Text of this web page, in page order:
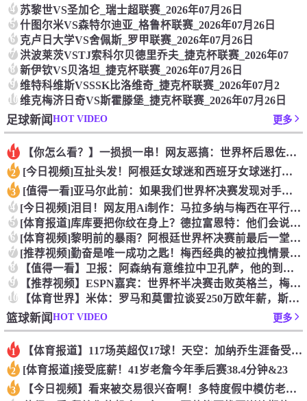
4 苏黎世VS圣加仑_瑞士超联赛_2026年07月26日
5 什图尔米VS森特尔迪亚_格鲁杯联赛_2026年07月26日
6 克卢日大学VS舍佩斯_罗甲联赛_2026年07月26日
7 洪波莱茨VSTJ索科尔贝德里乔夫_捷克杯联赛_2026年07
8 新伊钦VS贝洛坦_捷克杯联赛_2026年07月26日
9 维特科维斯VSSSK比洛维奇_捷克杯联赛_2026年07月2
10维克梅济日奇VS斯霍滕堡_捷克杯联赛_2026年07月26日
足球新闻HOT VIDEO 更多
1 【你怎么看？】一损损一串！网友恶搞：世界杯后恩佐从阿根廷队回
2 [今日视频]互扯头发！阿根廷女球迷和西班牙女球迷打起来了！
3 [值得一看]亚马尔此前：如果我们世界杯决赛发现对手是中国队，
4 [今日视频]泪目！网友用Ai制作：马拉多纳与梅西在平行世界的
5 [体育报道]库库要把你纹在身上？德拉富恩特：他们会说到做到，
6 [体育视频]黎明前的暴雨？阿根廷世界杯决赛前最后一堂训练课直
7 [推荐视频]勤奋是唯一成功之匙！梅西经典的被拉拽情景专项训练
8 【值得一看】卫报：阿森纳有意维拉中卫孔萨，他的到来能给萨利巴
9 【推荐视频】ESPN嘉宾：世界杯半决赛击败英格兰，梅西无进球
10 【体育世界】米体：罗马和莫雷拉谈妥250万欧年薪，斯特拉斯堡
篮球新闻HOT VIDEO 更多
1 【体育报道】117场英超仅17球！天空：加纳乔生涯备受质疑，
2 [体育报道]接受底薪！41岁老詹今年季后赛38.4分钟&23
3 【今日视频】看来被交易很兴奋啊！多特度假中模仿老鹰展翅